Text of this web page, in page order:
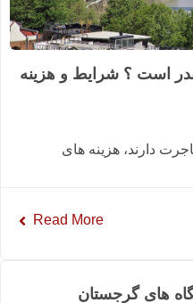
است ؟ شرایط و هزینه
دارند، هزینه های
Read More
های گرجستان